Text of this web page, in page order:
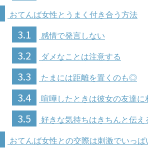
おてんば女性とうまく付き合う方法
3.1 感情で発言しない
3.2 ダメなことは注意する
3.3 たまには距離を置くのも◎
3.4 喧嘩したときは彼女の友達に
3.5 好きな気持ちはきちんと伝え
おてんば女性との交際は刺激でいっぱ